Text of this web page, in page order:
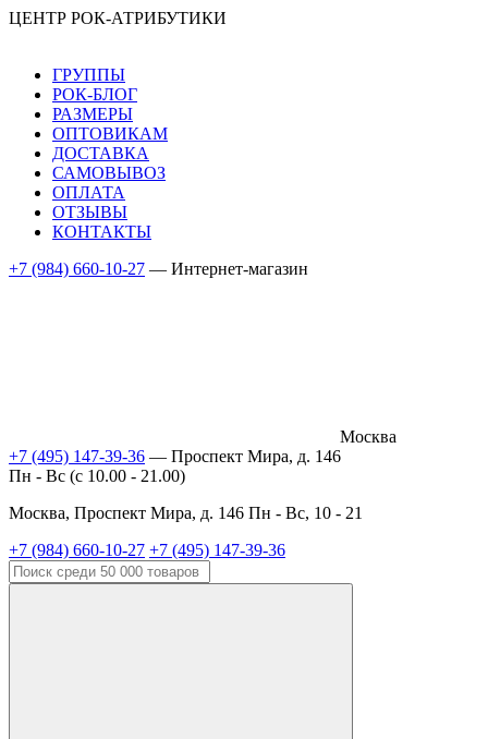
ЦЕНТР РОК-АТРИБУТИКИ
ГРУППЫ
РОК-БЛОГ
РАЗМЕРЫ
ОПТОВИКАМ
ДОСТАВКА
САМОВЫВОЗ
ОПЛАТА
ОТЗЫВЫ
КОНТАКТЫ
+7 (984) 660-10-27 — Интернет-магазин
Москва
+7 (495) 147-39-36 — Проспект Мира, д. 146
Пн - Вс (c 10.00 - 21.00)
Москва, Проспект Мира, д. 146 Пн - Вс, 10 - 21
+7 (984) 660-10-27 +7 (495) 147-39-36